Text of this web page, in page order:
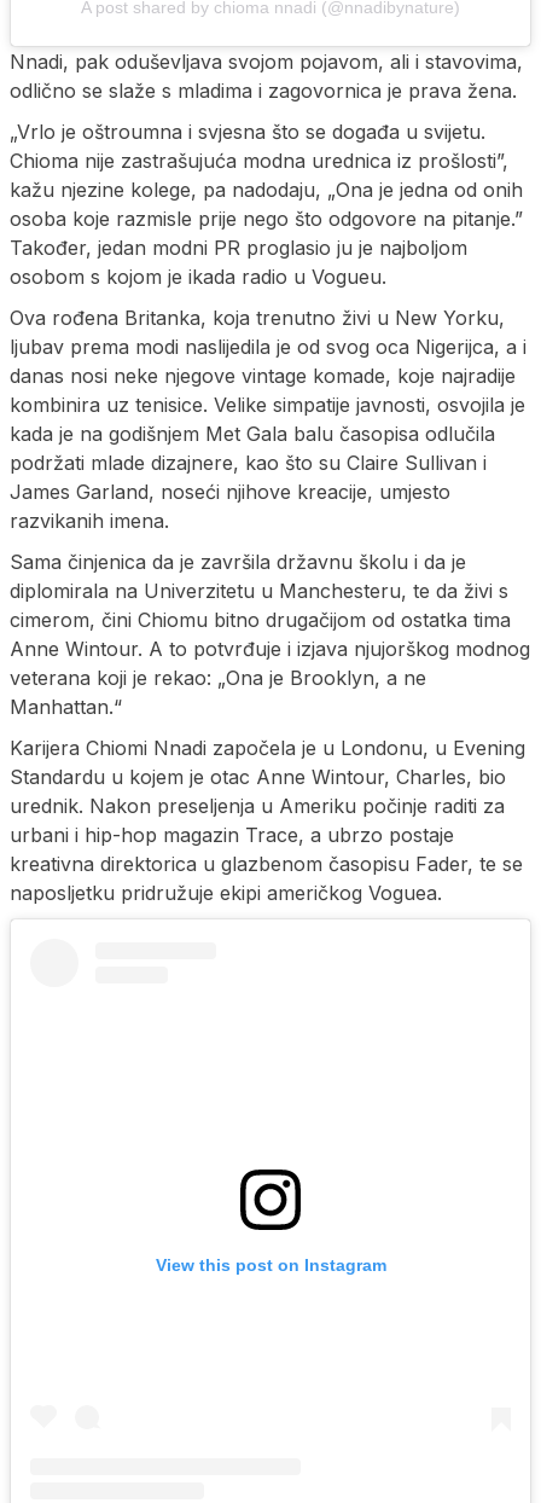
A post shared by chioma nnadi (@nnadibynature)
Nnadi, pak oduševljava svojom pojavom, ali i stavovima,
odlično se slaže s mladima i zagovornica je prava žena.
„Vrlo je oštroumna i svjesna što se događa u svijetu.
Chioma nije zastrašujuća modna urednica iz prošlosti”,
kažu njezine kolege, pa nadodaju, „Ona je jedna od onih
osoba koje razmisle prije nego što odgovore na pitanje.”
Također, jedan modni PR proglasio ju je najboljom
osobom s kojom je ikada radio u Vogueu.
Ova rođena Britanka, koja trenutno živi u New Yorku,
ljubav prema modi naslijedila je od svog oca Nigerijca, a i
danas nosi neke njegove vintage komade, koje najradije
kombinira uz tenisice. Velike simpatije javnosti, osvojila je
kada je na godišnjem Met Gala balu časopisa odlučila
podržati mlade dizajnere, kao što su Claire Sullivan i
James Garland, noseći njihove kreacije, umjesto
razvikanih imena.
Sama činjenica da je završila državnu školu i da je
diplomirala na Univerzitetu u Manchesteru, te da živi s
cimerom, čini Chiomu bitno drugačijom od ostatka tima
Anne Wintour. A to potvrđuje i izjava njujorškog modnog
veterana koji je rekao: „Ona je Brooklyn, a ne
Manhattan.“
Karijera Chiomi Nnadi započela je u Londonu, u Evening
Standardu u kojem je otac Anne Wintour, Charles, bio
urednik. Nakon preseljenja u Ameriku počinje raditi za
urbani i hip-hop magazin Trace, a ubrzo postaje
kreativna direktorica u glazbenom časopisu Fader, te se
naposljetku pridružuje ekipi američkog Voguea.
View this post on Instagram